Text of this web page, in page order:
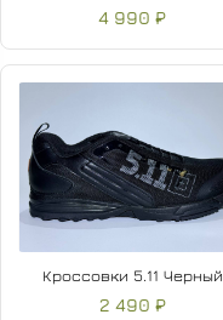
4 990 ₽
Кроссовки 5.11 Черный
2 490 ₽